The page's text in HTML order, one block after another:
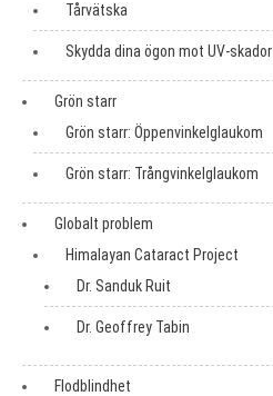
Tårvätska
Skydda dina ögon mot UV-skador
Grön starr
Grön starr: Öppenvinkelglaukom
Grön starr: Trångvinkelglaukom
Globalt problem
Himalayan Cataract Project
Dr. Sanduk Ruit
Dr. Geoffrey Tabin
Flodblindhet